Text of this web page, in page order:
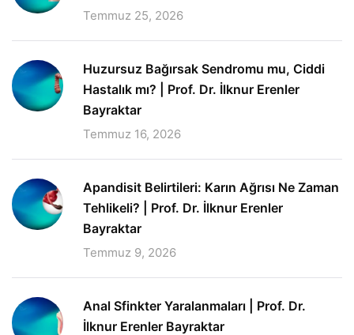
Temmuz 25, 2026
Huzursuz Bağırsak Sendromu mu, Ciddi
Hastalık mı? | Prof. Dr. İlknur Erenler
Bayraktar
Temmuz 16, 2026
Apandisit Belirtileri: Karın Ağrısı Ne Zaman
Tehlikeli? | Prof. Dr. İlknur Erenler
Bayraktar
Temmuz 9, 2026
Anal Sfinkter Yaralanmaları | Prof. Dr.
İlknur Erenler Bayraktar